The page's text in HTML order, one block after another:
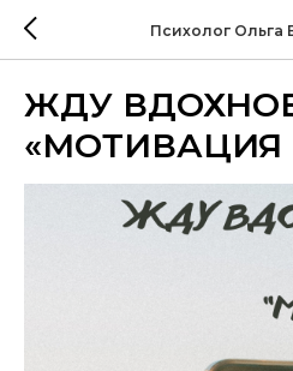
Психолог Ольга
ЖДУ
«МОТИВАЦИЯ